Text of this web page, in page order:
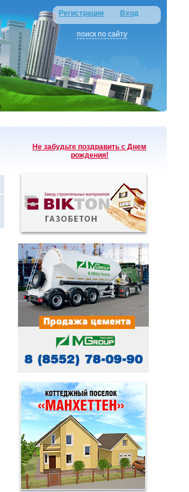
Регистрация Вход
поиск по сайту
Не забудьте поздравить с Днем
рождения!